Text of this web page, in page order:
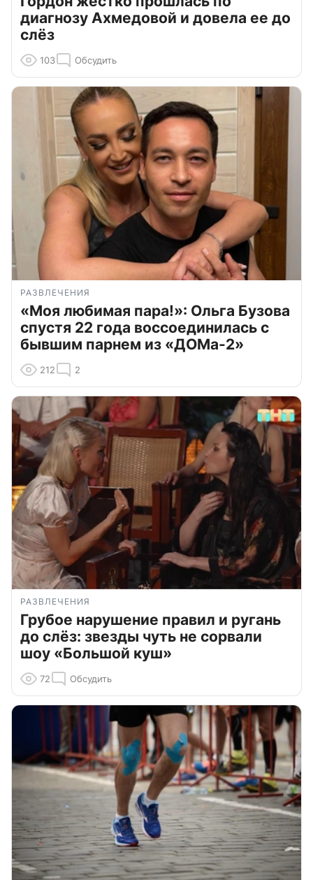
диагнозу Ахмедовой и довела ее до
слёз
103 Обсудить
РАЗВЛЕЧЕНИЯ
«Моя любимая пара!»: Ольга Бузова
спустя 22 года воссоединилась с
бывшим парнем из «ДОМа-2»
212 2
РАЗВЛЕЧЕНИЯ
Грубое нарушение правил и ругань
до слёз: звезды чуть не сорвали
шоу «Большой куш»
72 Обсудить